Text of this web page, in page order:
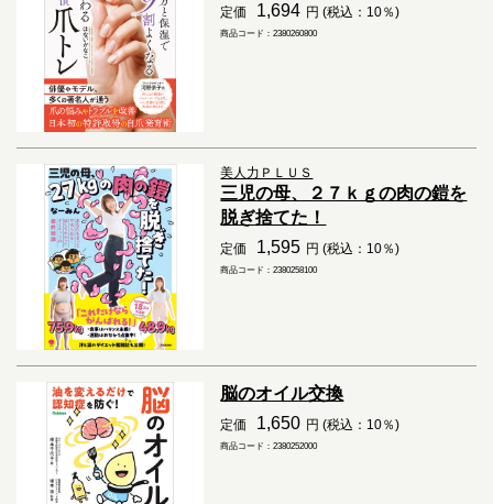
定価 1,694 円 (税込：10％)
商品コード：2380260800
美人力ＰＬＵＳ
三児の母、２７ｋｇの肉の鎧を
脱ぎ捨てた！
定価 1,595 円 (税込：10％)
商品コード：2380258100
脳のオイル交換
定価 1,650 円 (税込：10％)
商品コード：2380252000